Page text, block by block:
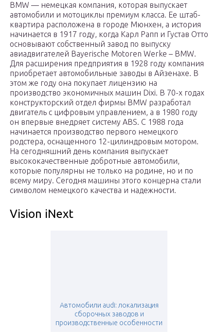
BMW — немецкая компания, которая выпускает
автомобили и мотоциклы премиум класса. Eе штаб-
квартира расположена в городе Мюнхен, а история
начинается в 1917 году, когда Карл Рапп и Густав Отто
основывают собственный завод по выпуску
авиадвигателей Bayerische Motoren Werke – BMW.
Для расширения предприятия в 1928 году компания
приобретает автомобильные заводы в Айзенахе. В
этом же году она покупает лицензию на
производство экономичных машин Dixi. В 70-х годах
конструкторский отдел фирмы BMW разработал
двигатель с цифровым управлением, а в 1980 году
он впервые внедряет систему ABS. С 1988 года
начинается производство первого немецкого
родстера, оснащенного 12-цилиндровым мотором.
На сегодняшний день компания выпускает
высококачественные добротные автомобили,
которые популярны не только на родине, но и по
всему миру. Сегодня машины этого концерна стали
символом немецкого качества и надежности.
Vision iNext
Автомобили audi: локализация
сборочных заводов и
производственные особенности